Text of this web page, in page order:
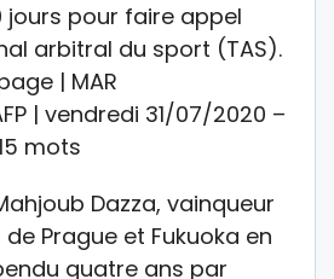
jours pour faire appel
arbitral du sport (TAS).
| MAR
| vendredi 31/07/2020 –
mots
Dazza, vainqueur
Prague et Fukuoka en
quatre ans par